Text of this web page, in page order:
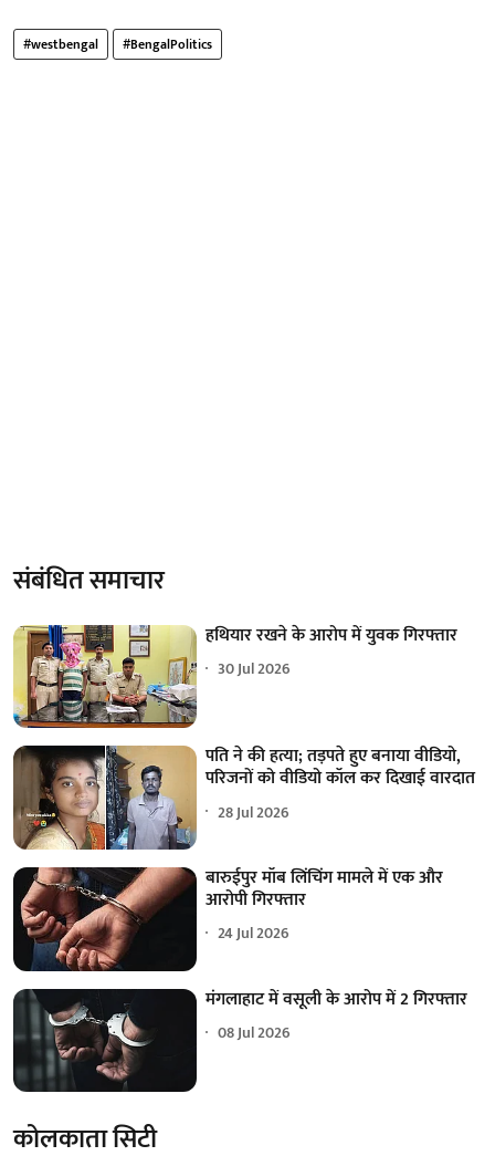
#westbengal #BengalPolitics
संबंधित समाचार
हथियार रखने के आरोप में युवक गिरफ्तार
30 Jul 2026
पति ने की हत्या; तड़पते हुए बनाया वीडियो,
परिजनों को वीडियो कॉल कर दिखाई वारदात
28 Jul 2026
बारुईपुर मॉब लिंचिंग मामले में एक और
आरोपी गिरफ्तार
24 Jul 2026
मंगलाहाट में वसूली के आरोप में 2 गिरफ्तार
08 Jul 2026
कोलकाता सिटी